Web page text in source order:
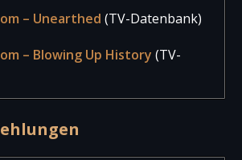
– Unearthed (TV-Datenbank)
– Blowing Up History (TV-